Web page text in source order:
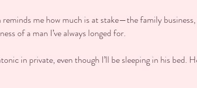
me how much is at stake—the family
of a man I’ve always longed for.
in private, even though I’ll be sleeping in his bed.